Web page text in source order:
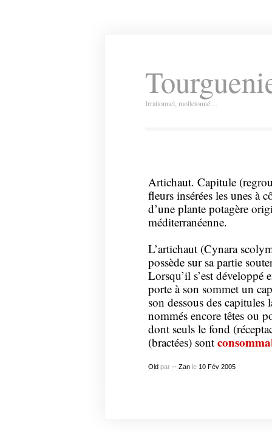
Irrationnel, molletonné…
Artichaut. Capitule
fleurs insérées les unes à
d’une plante potagère
méditerranéenne.
L’artichaut (Cynara
possède sur sa partie
Lorsqu’il s’est développé
porte à son sommet un
son dessous des
nommés encore têtes ou
dont seuls le fond
(bractées) sont
Oldpar -- Zanle 10 Fév 2005